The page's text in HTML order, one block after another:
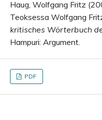
Haug, Wolfgang Fritz
Teoksessa Wolfgang
kritisches Wörterbuch
Hampuri: Argument.
PDF